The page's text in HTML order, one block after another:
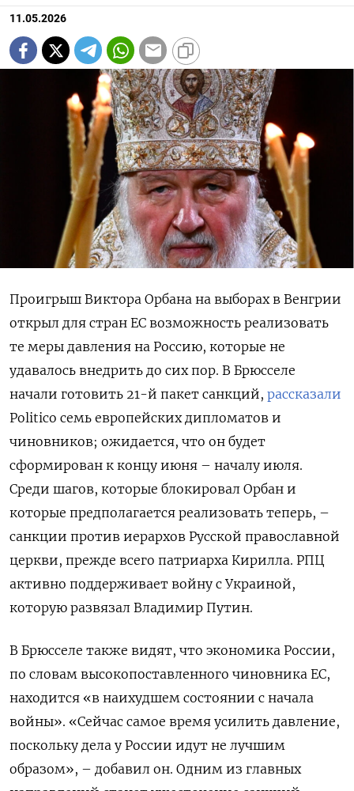
11.05.2026
Проигрыш Виктора Орбана на выборах в Венгрии
открыл для стран ЕС возможность реализовать
те меры давления на Россию, которые не
удавалось внедрить до сих пор. В Брюсселе
начали готовить 21-й пакет санкций, рассказали
Politico семь европейских дипломатов и
чиновников; ожидается, что он будет
сформирован к концу июня – началу июля.
Среди шагов, которые блокировал Орбан и
которые предполагается реализовать теперь, –
санкции против иерархов Русской православной
церкви, прежде всего патриарха Кирилла. РПЦ
активно поддерживает войну с Украиной,
которую развязал Владимир Путин.
В Брюсселе также видят, что экономика России,
по словам высокопоставленного чиновника ЕС,
находится «в наихудшем состоянии с начала
войны». «Сейчас самое время усилить давление,
поскольку дела у России идут не лучшим
образом», – добавил он. Одним из главных